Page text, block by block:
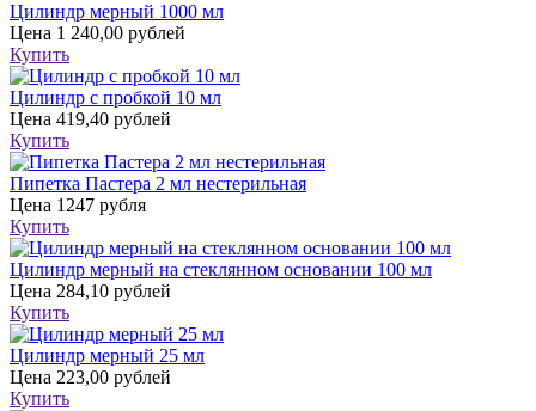
Цилиндр мерный 1000 мл
Цена 1 240,00 рублей
Купить
Цилиндр с пробкой 10 мл
Цена 419,40 рублей
Купить
Пипетка Пастера 2 мл нестерильная
Цена 1247 рубля
Купить
Цилиндр мерный на стеклянном основании 100 мл
Цена 284,10 рублей
Купить
Цилиндр мерный 25 мл
Цена 223,00 рублей
Купить